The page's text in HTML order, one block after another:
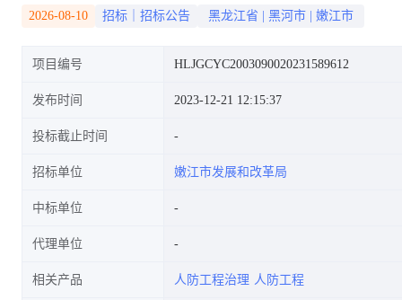
2026-08-10 招标｜招标公告 黑龙江省 黑河市 嫩江市
项目编号 HLJGCYC2003090020231589612
发布时间 2023-12-21 12:15:37
投标截止时间
招标单位 嫩江市发展和改革局
中标单位
代理单位
相关产品 人防工程治理 人防工程